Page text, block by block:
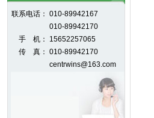
联系电话： 010-89942167
010-89942170
手 机：
15652257065
传 真： 010-89942170
centrwins@163.com